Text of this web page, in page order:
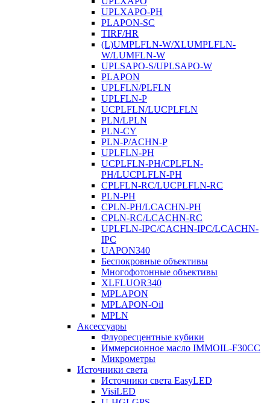
UPLXAPO-PH
PLAPON-SC
TIRF/HR
(L)UMPLFLN-W/XLUMPLFLN-
W/LUMFLN-W
UPLSAPO-S/UPLSAPO-W
PLAPON
UPLFLN/PLFLN
UPLFLN-P
UCPLFLN/LUCPLFLN
PLN/LPLN
PLN-CY
PLN-P/ACHN-P
UPLFLN-PH
UCPLFLN-PH/CPLFLN-
PH/LUCPLFLN-PH
CPLFLN-RC/LUCPLFLN-RC
PLN-PH
CPLN-PH/LCACHN-PH
CPLN-RC/LCACHN-RC
UPLFLN-IPC/CACHN-IPC/LCACHN-
IPC
UAPON340
Беспокровные объективы
Многофотонные объективы
XLFLUOR340
MPLAPON
MPLAPON-Oil
MPLN
Аксессуары
Флуоресцентные кубики
Иммерсионное масло IMMOIL-F30CC
Микрометры
Источники света
Источники света EasyLED
VisiLED